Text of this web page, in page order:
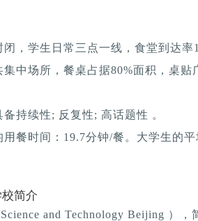
，学生日常三点一线，食堂到达率
中场所，餐桌占据80%面积，桌贴
持续性; 反复性; 高话题性 。
餐时间：19.7分钟/餐。大学生的
简介
and Technology Beijing ），